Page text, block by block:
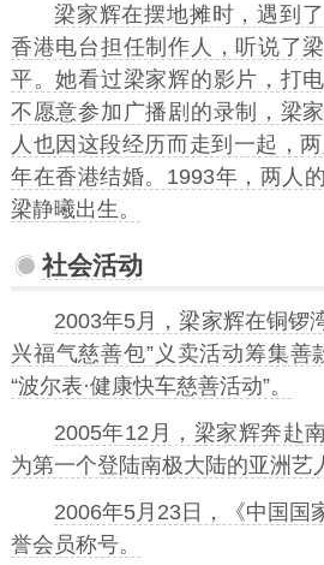
梁家辉在摆地摊时，遇到了
香港电台担任制作人，听说了
平。她看过梁家辉的影片，打
不愿意参加广播剧的录制，梁
人也因这段经历而走到一起，
年在香港结婚。1993年，两人
梁静曦出生。
社会活动
2003年5月，梁家辉在铜锣
兴福气慈善包”义卖活动筹集善
“波尔表·健康快车慈善活动”。
2005年12月，梁家辉奔赴
为第一个登陆南极大陆的亚洲艺
2006年5月23日，《中国国
誉会员称号。